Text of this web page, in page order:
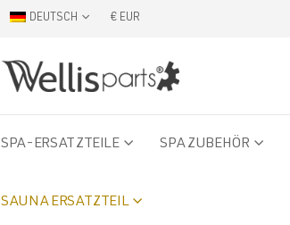
DEUTSCH € EUR
SPA-ERSATZTEILE SPA ZUBEHÖR
SAUNA ERSATZTEIL